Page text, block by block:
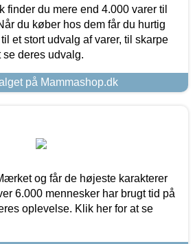
finder du mere end 4.000 varer til
du køber hos dem får du hurtig
et stort udvalg af varer, til skarpe
se deres udvalg.
på Mammashop.dk
og får de højeste karakterer
6.000 mennesker har brugt tid på
oplevelse. Klik her for at se